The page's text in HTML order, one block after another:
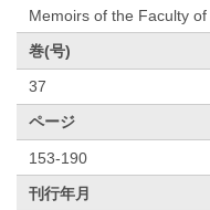
Memoirs of the Faculty
巻(号)
37
ページ
153-190
刊行年月